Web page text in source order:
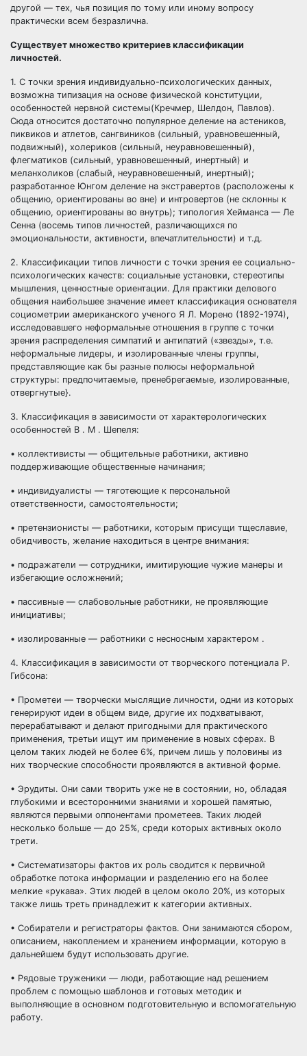
другой — тех, чья позиция по тому или иному вопросу
практически всем безразлична.
Существует множество критериев классификации
личностей.
1. С точки зрения индивидуально-психологических данных,
возможна типизация на основе физической конституции,
особенностей нервной системы(Кречмер, Шелдон, Павлов).
Сюда относится достаточно популярное деление на астеников,
пиквиков и атлетов, сангвиников (сильный, уравновешенный,
подвижный), холериков (сильный, неуравновешенный),
флегматиков (сильный, уравновешенный, инертный) и
меланхоликов (слабый, неуравновешенный, инертный);
разработанное Юнгом деление на экстравертов (расположены к
общению, ориентированы во вне) и интровертов (не склонны к
общению, ориентированы во внутрь); типология Хейманса — Ле
Сенна (восемь типов личностей, различающихся по
эмоциональности, активности, впечатлительности) и т.д.
2. Классификации типов личности с точки зрения ее социально-
психологических качеств: социальные установки, стереотипы
мышления, ценностные ориентации. Для практики делового
общения наибольшее значение имеет классификация основателя
социометрии американского ученого Я Л. Морено (1892-1974),
исследовавшего неформальные отношения в группе с точки
зрения распределения симпатий и антипатий («звезды», т.е.
неформальные лидеры, и изолированные члены группы,
представляющие как бы разные полюсы неформальной
структуры: предпочитаемые, пренебрегаемые, изолированные,
отвергнутые}.
3. Классификация в зависимости от характерологических
особенностей В . М . Шепеля:
• коллективисты — общительные работники, активно
поддерживающие общественные начинания;
• индивидуалисты — тяготеющие к персональной
ответственности, самостоятельности;
• претензионисты — работники, которым присущи тщеславие,
обидчивость, желание находиться в центре внимания:
• подражатели — сотрудники, имитирующие чужие манеры и
избегающие осложнений;
• пассивные — слабовольные работники, не проявляющие
инициативы;
• изолированные — работники с несносным характером .
4. Классификация в зависимости от творческого потенциала Р.
Гибсона:
• Прометеи — творчески мыслящие личности, одни из которых
генерируют идеи в общем виде, другие их подхватывают,
перерабатывают и делают пригодными для практического
применения, третьи ищут им применение в новых сферах. В
целом таких людей не более 6%, причем лишь у половины из
них творческие способности проявляются в активной форме.
• Эрудиты. Они сами творить уже не в состоянии, но, обладая
глубокими и всесторонними знаниями и хорошей памятью,
являются первыми оппонентами прометеев. Таких людей
несколько больше — до 25%, среди которых активных около
трети.
• Систематизаторы фактов их роль сводится к первичной
обработке потока информации и разделению его на более
мелкие «рукава». Этих людей в целом около 20%, из которых
также лишь треть принадлежит к категории активных.
• Собиратели и регистраторы фактов. Они занимаются сбором,
описанием, накоплением и хранением информации, которую в
дальнейшем будут использовать другие.
• Рядовые труженики — люди, работающие над решением
проблем с помощью шаблонов и готовых методик и
выполняющие в основном подготовительную и вспомогательную
работу.